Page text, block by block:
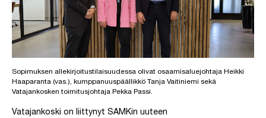
Sopimuksen allekirjoitustilaisuudessa olivat osaamisaluejohtaja Heikki
Haaparanta (vas.), kumppanuuspäällikkö Tanja Vaitiniemi sekä
Vatajankosken toimitusjohtaja Pekka Passi.
Vatajankoski on liittynyt SAMKin uuteen